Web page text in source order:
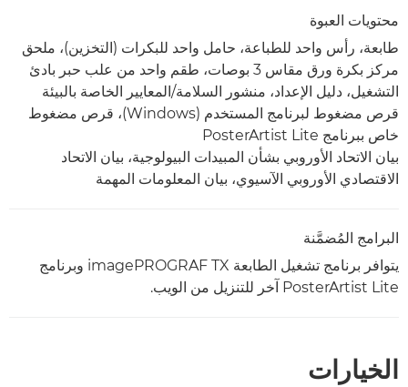
محتويات العبوة
طابعة، رأس واحد للطباعة، حامل واحد للبكرات (التخزين)، ملحق
مركز بكرة ورق مقاس 3 بوصات، طقم واحد من علب حبر بادئ
التشغيل، دليل الإعداد، منشور السلامة/المعايير الخاصة بالبيئة
قرص مضغوط لبرنامج المستخدم (Windows)، قرص مضغوط
خاص ببرنامج PosterArtist Lite
بيان الاتحاد الأوروبي بشأن المبيدات البيولوجية، بيان الاتحاد
الاقتصادي الأوروبي الآسيوي، بيان المعلومات المهمة
البرامج المُضمَّنة
يتوافر برنامج تشغيل الطابعة imagePROGRAF TX وبرنامج
PosterArtist Lite آخر للتنزيل من الويب.
الخيارات